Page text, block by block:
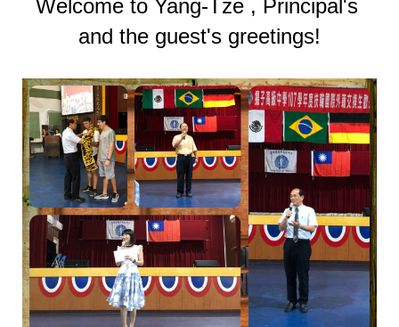
Welcome to Yang-Tze , Principal's
and the guest's greetings!